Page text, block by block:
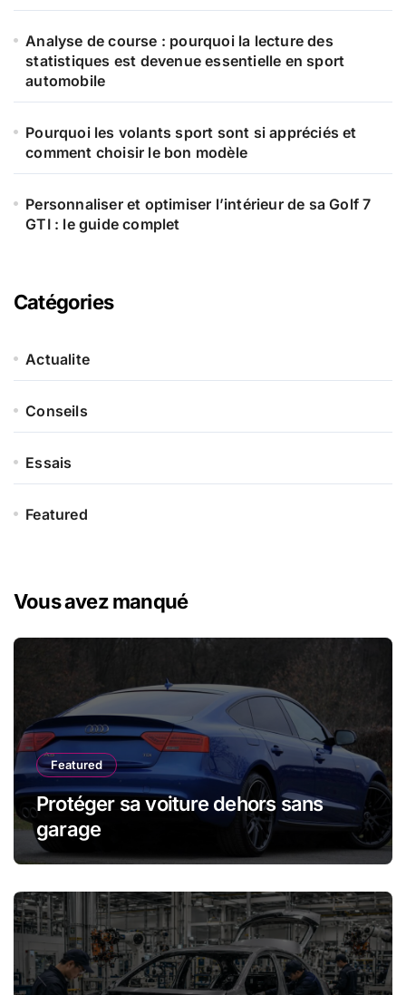
Analyse de course : pourquoi la lecture des
statistiques est devenue essentielle en sport
automobile
Pourquoi les volants sport sont si appréciés et
comment choisir le bon modèle
Personnaliser et optimiser l’intérieur de sa Golf 7
GTI : le guide complet
Catégories
Actualite
Conseils
Essais
Featured
Vous avez manqué
Featured
Protéger sa voiture dehors sans
garage